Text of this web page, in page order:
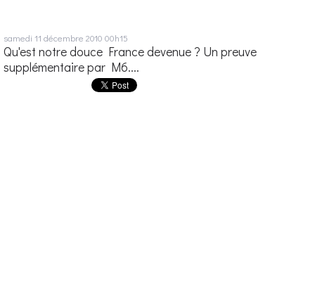
samedi 11 décembre 2010 00h15
Qu'est notre douce France devenue ? Un preuve
supplémentaire par M6....